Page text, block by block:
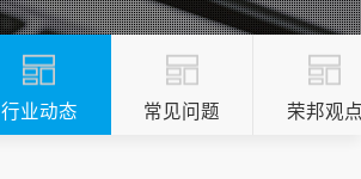
行业动态 常见问题 荣邦观